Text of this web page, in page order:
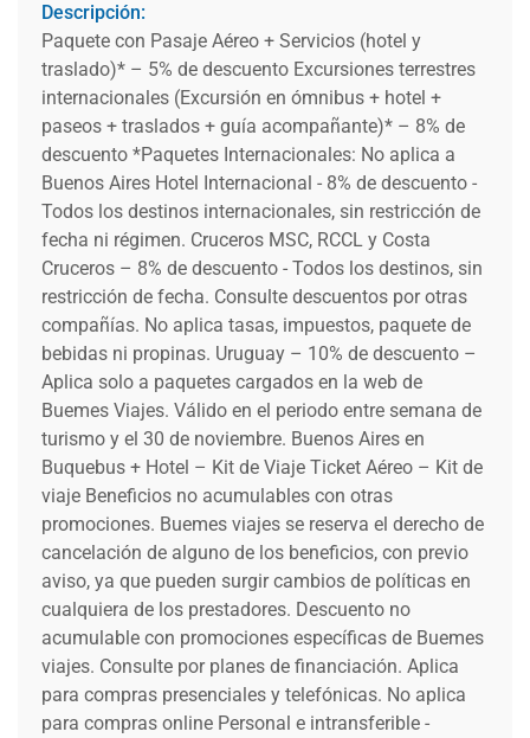
Descripción:
Paquete con Pasaje Aéreo + Servicios (hotel y
traslado)* – 5% de descuento Excursiones terrestres
internacionales (Excursión en ómnibus + hotel +
paseos + traslados + guía acompañante)* – 8% de
descuento *Paquetes Internacionales: No aplica a
Buenos Aires Hotel Internacional - 8% de descuento -
Todos los destinos internacionales, sin restricción de
fecha ni régimen. Cruceros MSC, RCCL y Costa
Cruceros – 8% de descuento - Todos los destinos, sin
restricción de fecha. Consulte descuentos por otras
compañías. No aplica tasas, impuestos, paquete de
bebidas ni propinas. Uruguay – 10% de descuento –
Aplica solo a paquetes cargados en la web de
Buemes Viajes. Válido en el periodo entre semana de
turismo y el 30 de noviembre. Buenos Aires en
Buquebus + Hotel – Kit de Viaje Ticket Aéreo – Kit de
viaje Beneficios no acumulables con otras
promociones. Buemes viajes se reserva el derecho de
cancelación de alguno de los beneficios, con previo
aviso, ya que pueden surgir cambios de políticas en
cualquiera de los prestadores. Descuento no
acumulable con promociones específicas de Buemes
viajes. Consulte por planes de financiación. Aplica
para compras presenciales y telefónicas. No aplica
para compras online Personal e intransferible -